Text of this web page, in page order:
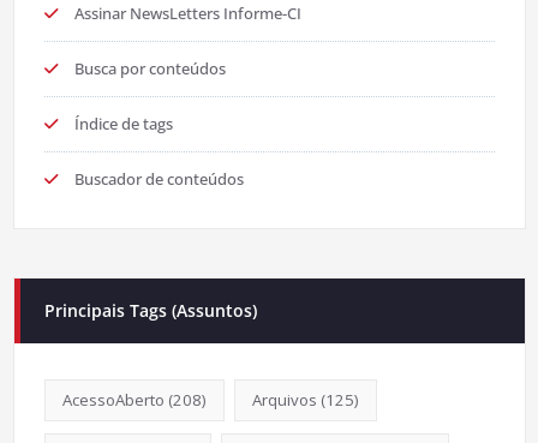
Assinar NewsLetters Informe-CI
Busca por conteúdos
Índice de tags
Buscador de conteúdos
Principais Tags (Assuntos)
AcessoAberto (208) Arquivos (125)